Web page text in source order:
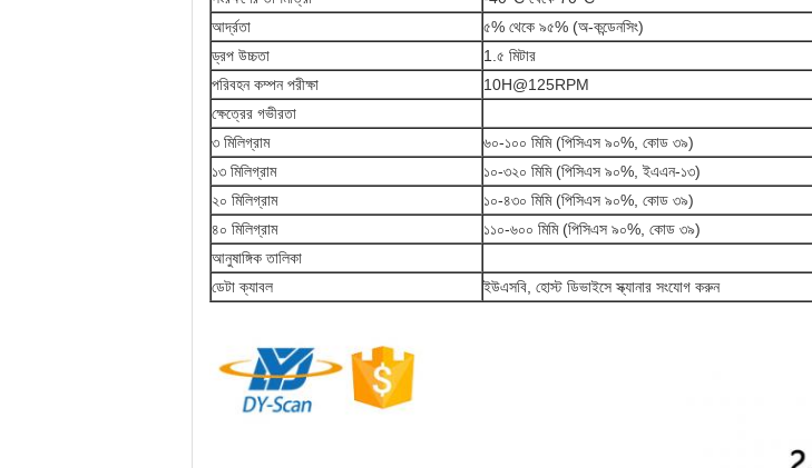
আর্দ্রতা
৫% থেকে ৯৫% (অ-কন্ডেনসিং)
ড্রপ উচ্চতা
1.৫ মিটার
পরিবহন কম্পন পরীক্ষা
10H@125RPM
ক্ষেত্রের গভীরতা
৩ মিলিগ্রাম
৬০-১০০ মিমি (পিসিএস ৯০%, কোড ৩৯)
১৩ মিলিগ্রাম
১০-৩২০ মিমি (পিসিএস ৯০%, ইএএন-১৩)
২০ মিলিগ্রাম
১০-৪৩০ মিমি (পিসিএস ৯০%, কোড ৩৯)
৪০ মিলিগ্রাম
১১০-৬০০ মিমি (পিসিএস ৯০%, কোড ৩৯)
আনুষাঙ্গিক তালিকা
ডেটা ক্যাবল
ইউএসবি, হোস্ট ডিভাইসে স্ক্যানার সংযোগ করুন